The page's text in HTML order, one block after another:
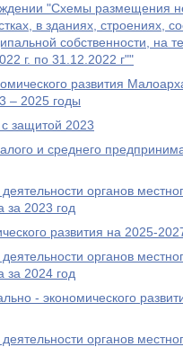
"Схемы размещения
в зданиях, строениях,
собственности, на
г. по 31.12.2022 г""
развития
– 2025 годы
защитой 2023
и среднего
органов
за 2023 год
развития на 2025-
органов
за 2024 год
- экономического
органов